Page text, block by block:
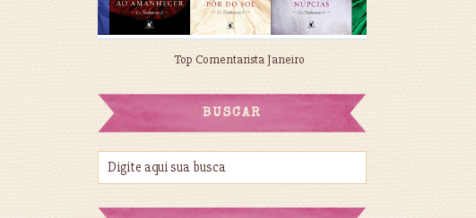
Top Comentarista Janeiro
BUSCAR